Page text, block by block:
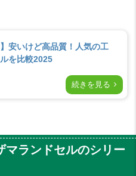
】安いけど高品質！人気の工
を比較2025
続きを見る
マランドセルのシリー